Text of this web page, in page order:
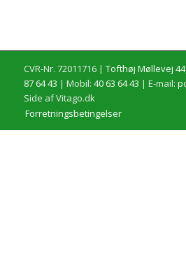
CVR-Nr. 72011716 | Tofthøj Møllevej
87 64 43 | Mobil: 40 63 64 43 | E-mail:
Side af Vitago.dk
Forretningsbetingelser